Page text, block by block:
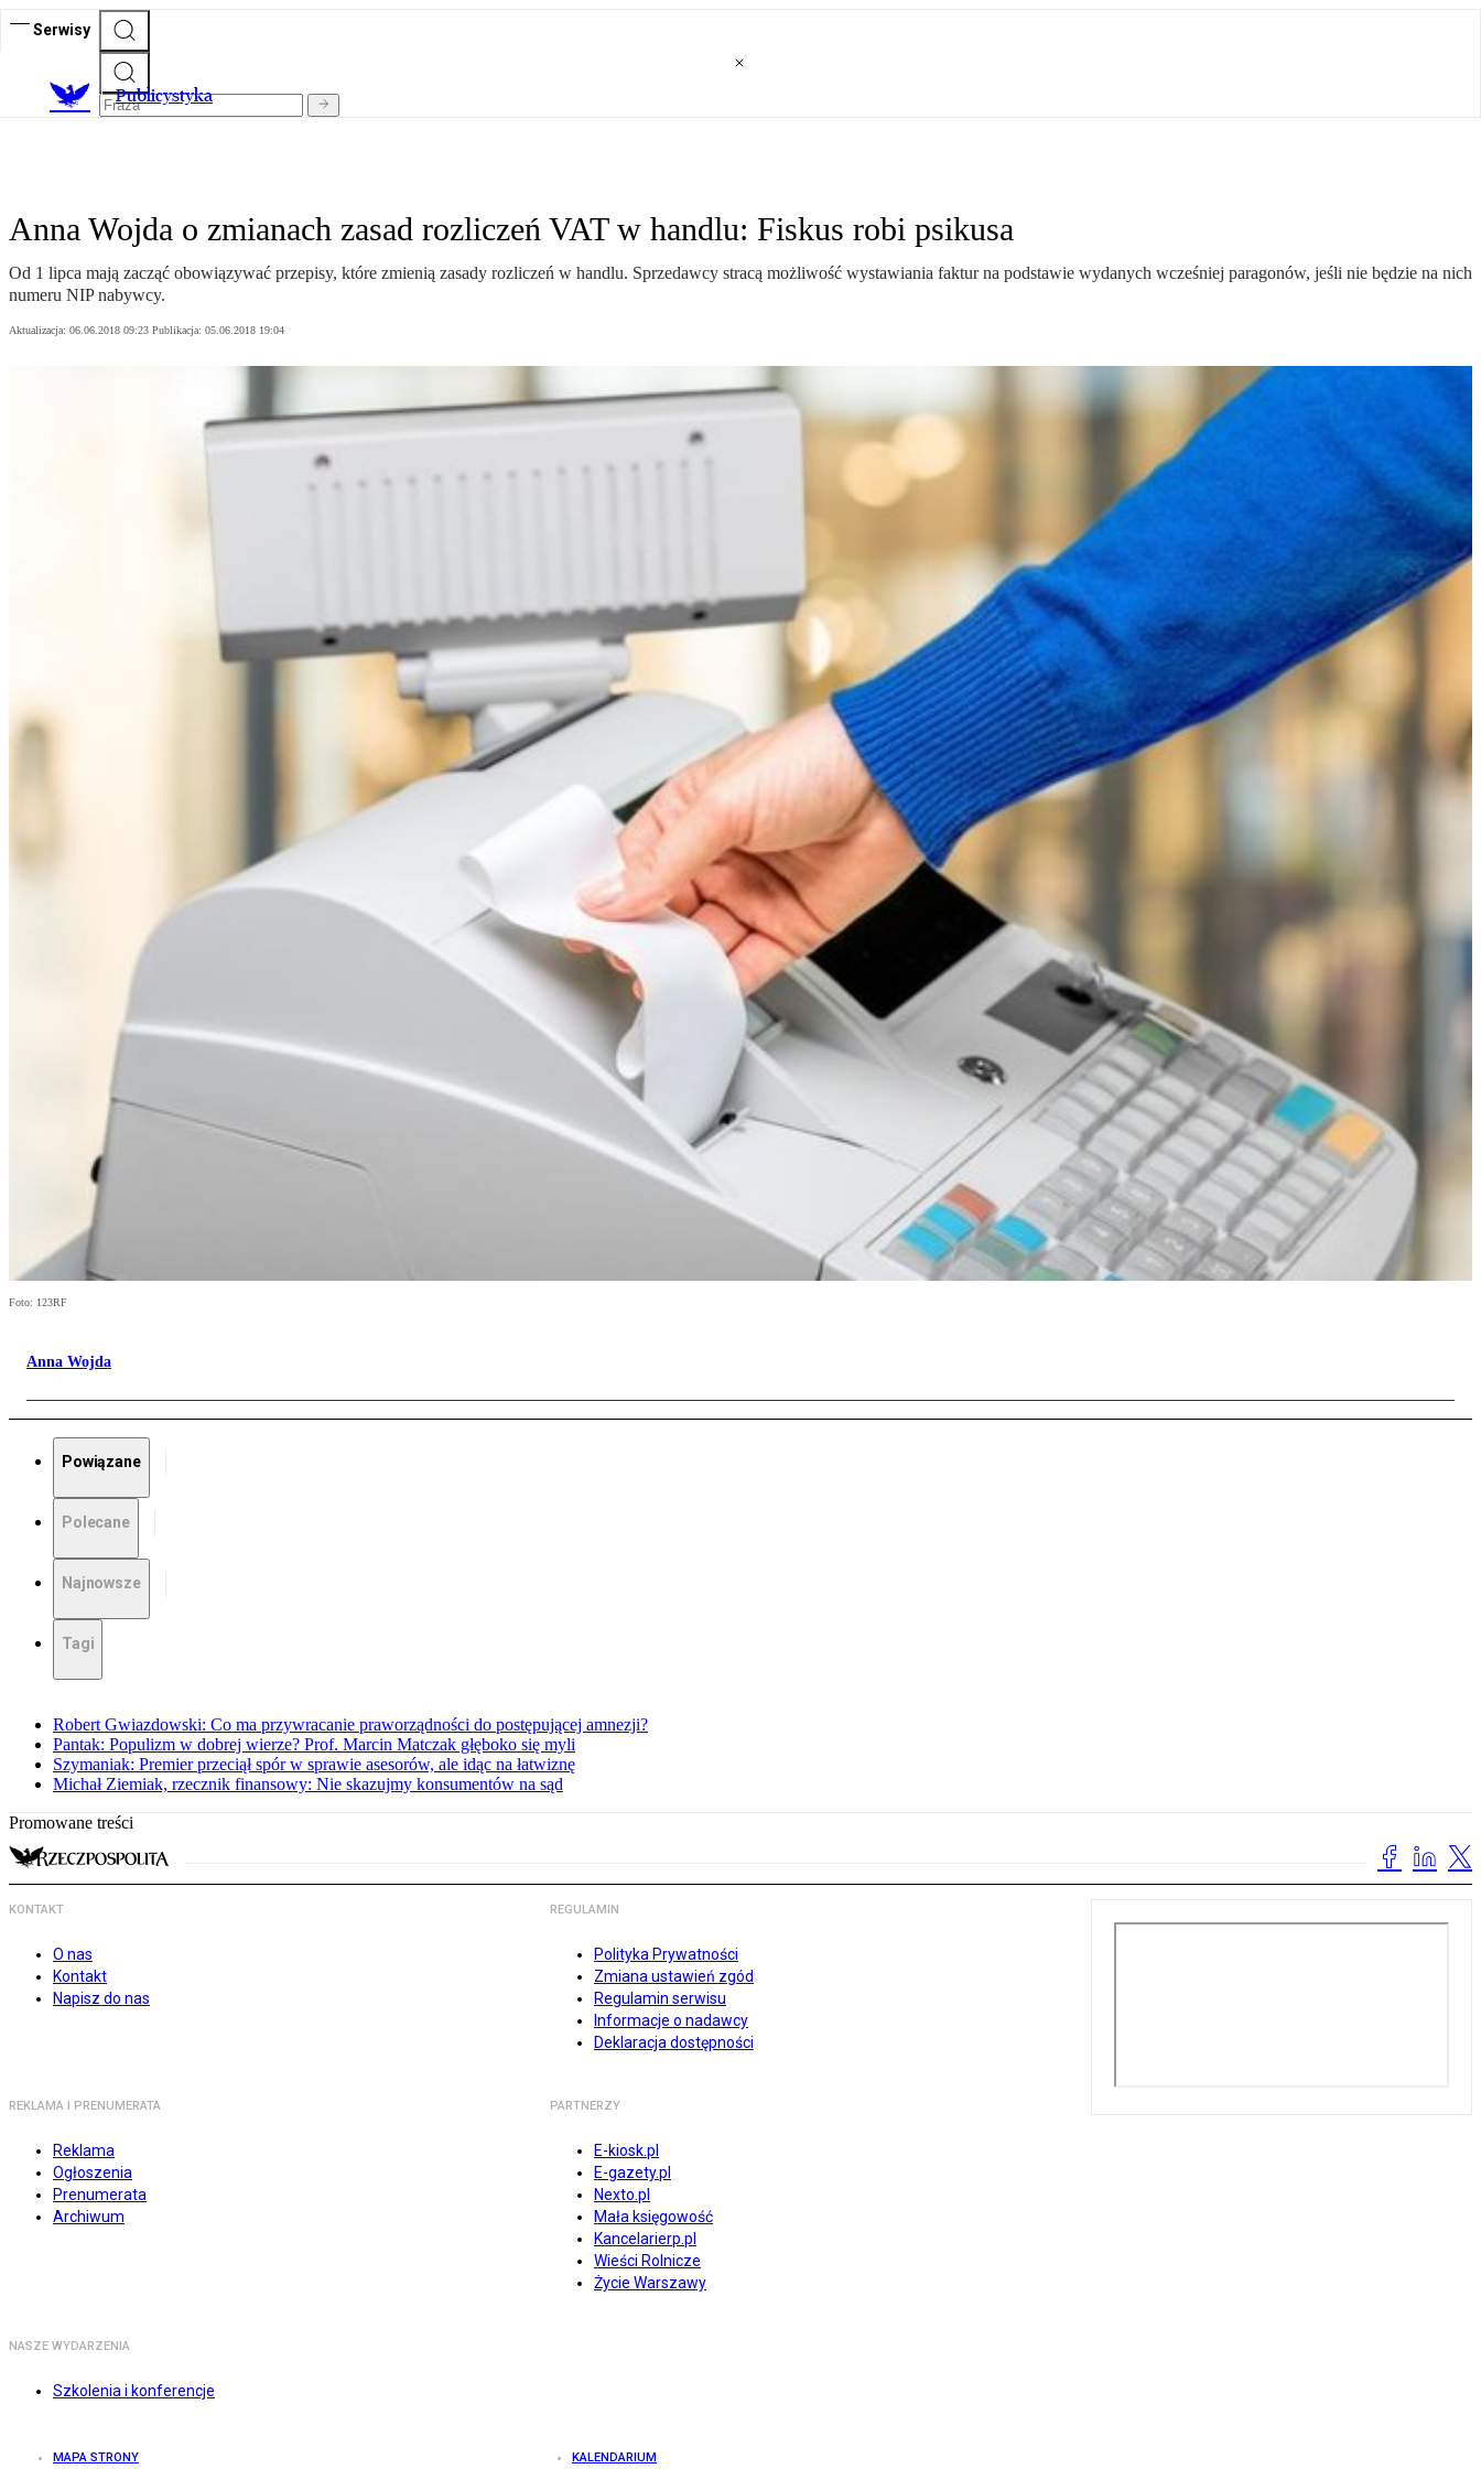
Serwisy
Publicystyka
Anna Wojda o zmianach zasad rozliczeń VAT w handlu: Fiskus robi psikusa
Od 1 lipca mają zacząć obowiązywać przepisy, które zmienią zasady rozliczeń w handlu. Sprzedawcy stracą możliwość wystawiania faktur na podstawie wydanych wcześniej paragonów, jeśli nie będzie na nich
numeru NIP nabywcy.
Aktualizacja: 06.06.2018 09:23 Publikacja: 05.06.2018 19:04
Foto: 123RF
Anna Wojda
Powiązane
Polecane
Najnowsze
Tagi
Robert Gwiazdowski: Co ma przywracanie praworządności do postępującej amnezji?
Pantak: Populizm w dobrej wierze? Prof. Marcin Matczak głęboko się myli
Szymaniak: Premier przeciął spór w sprawie asesorów, ale idąc na łatwiznę
Michał Ziemiak, rzecznik finansowy: Nie skazujmy konsumentów na sąd
Promowane treści
KONTAKT
O nas
Kontakt
Napisz do nas
REGULAMIN
Polityka Prywatności
Zmiana ustawień zgód
Regulamin serwisu
Informacje o nadawcy
Deklaracja dostępności
REKLAMA I PRENUMERATA
Reklama
Ogłoszenia
Prenumerata
Archiwum
PARTNERZY
E-kiosk.pl
E-gazety.pl
Nexto.pl
Mała księgowość
Kancelarierp.pl
Wieści Rolnicze
Życie Warszawy
NASZE WYDARZENIA
Szkolenia i konferencje
MAPA STRONY KALENDARIUM